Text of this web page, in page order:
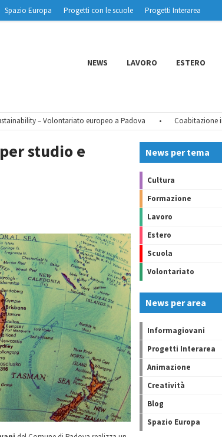
Spazio Europa Progetti con le scuole
Progetti Interarea
NEWS LAVORO ESTERO
– Volontariato europeo a Padova • Coabitazione
studio e
News per tema
Cultura
Formazione
Lavoro
Estero
Scuola
Volontariato
News per area
Informagiovani
Progetti Interarea
Animazione
Creatività
Blog
Spazio Europa